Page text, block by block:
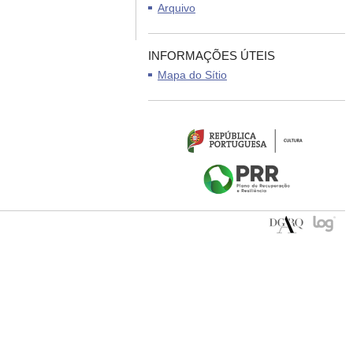
Arquivo
INFORMAÇÕES ÚTEIS
Mapa do Sítio